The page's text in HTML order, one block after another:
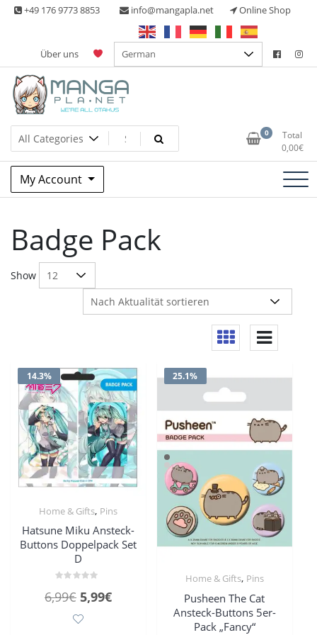
Skip +49 176 9773 8853 info@mangapla.net Online Shop
Über uns
Manga Planet
Split Part Online Shop 0
Total
0,00€
My Account
Badge Pack
Show
14.3%
Home & Gifts, Pins
Hatsune Miku Ansteck-
Buttons Doppelpack Set
D
mit
6,99€ Ursprünglicher
Preis
5,99€Aktueller
25.1%
Home & Gifts, Pins
Pusheen The Cat
Ansteck-Buttons 5er-
Pack „Fancy“